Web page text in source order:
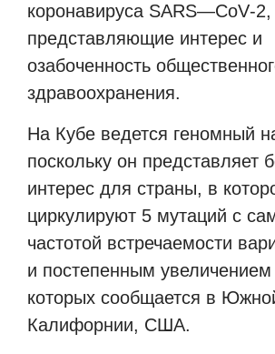
коронавируса SARS—CoV-2,
представляющие интерес и
озабоченность
здравоохранения.
На Кубе ведется геномный
поскольку он представляет
интерес для страны, в
циркулируют 5 мутаций с
частотой встречаемости
и постепенным
которых сообщается в
Калифорнии, США.